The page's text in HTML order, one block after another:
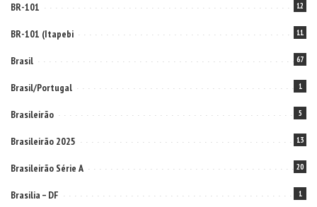
BR-101 12
BR-101 (Itapebi 11
Brasil 67
Brasil/Portugal 1
Brasileirão 5
Brasileirão 2025 13
Brasileirão Série A 20
Brasilia – DF 1